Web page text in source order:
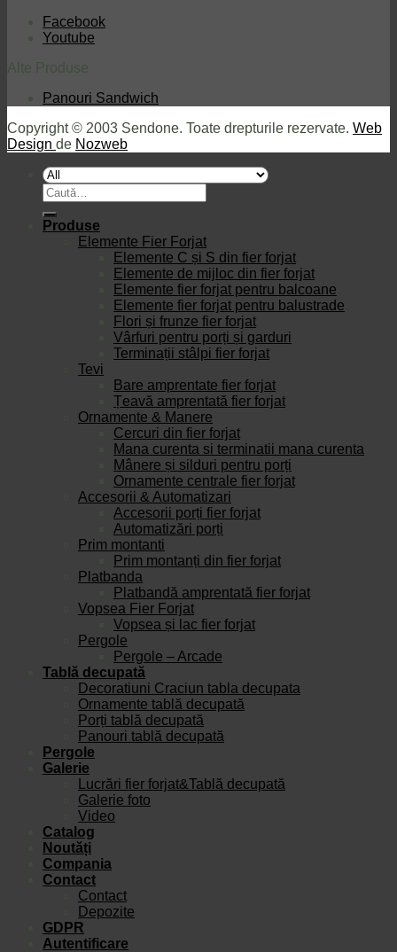
Facebook
Youtube
Alte Produse
Panouri Sandwich
Copyright © 2003 Sendone. Toate drepturile rezervate. Web
Design de Nozweb
Caută
după:
Produse
Elemente Fier Forjat
Elemente C și S din fier forjat
Elemente de mijloc din fier forjat
Elemente fier forjat pentru balcoane
Elemente fier forjat pentru balustrade
Flori și frunze fier forjat
Vârfuri pentru porți și garduri
Terminații stâlpi fier forjat
Tevi
Bare amprentate fier forjat
Țeavă amprentată fier forjat
Ornamente & Manere
Cercuri din fier forjat
Mana curenta si terminatii mana curenta
Mânere și silduri pentru porți
Ornamente centrale fier forjat
Accesorii & Automatizari
Accesorii porți fier forjat
Automatizări porți
Prim montanti
Prim montanți din fier forjat
Platbanda
Platbandă amprentată fier forjat
Vopsea Fier Forjat
Vopsea și lac fier forjat
Pergole
Pergole – Arcade
Tablă decupată
Decoratiuni Craciun tabla decupata
Ornamente tablă decupată
Porți tablă decupată
Panouri tablă decupată
Pergole
Galerie
Lucrări fier forjat&Tablă decupată
Galerie foto
Video
Catalog
Noutăți
Compania
Contact
Contact
Depozite
GDPR
Autentificare